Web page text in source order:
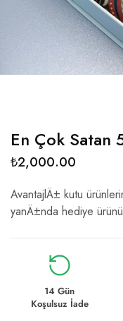
En Çok Satan
₺2,000.00
AvantajlÄ± kutu
yanÄ±nda hediye
14 Gün
Koşulsuz İade